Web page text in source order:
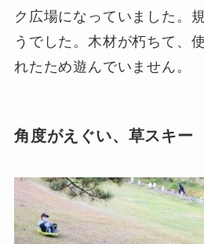
ク広場になっていました。
うでした。木材が朽ちて、
れたため遊んでいません。
角度がえぐい、草スキー